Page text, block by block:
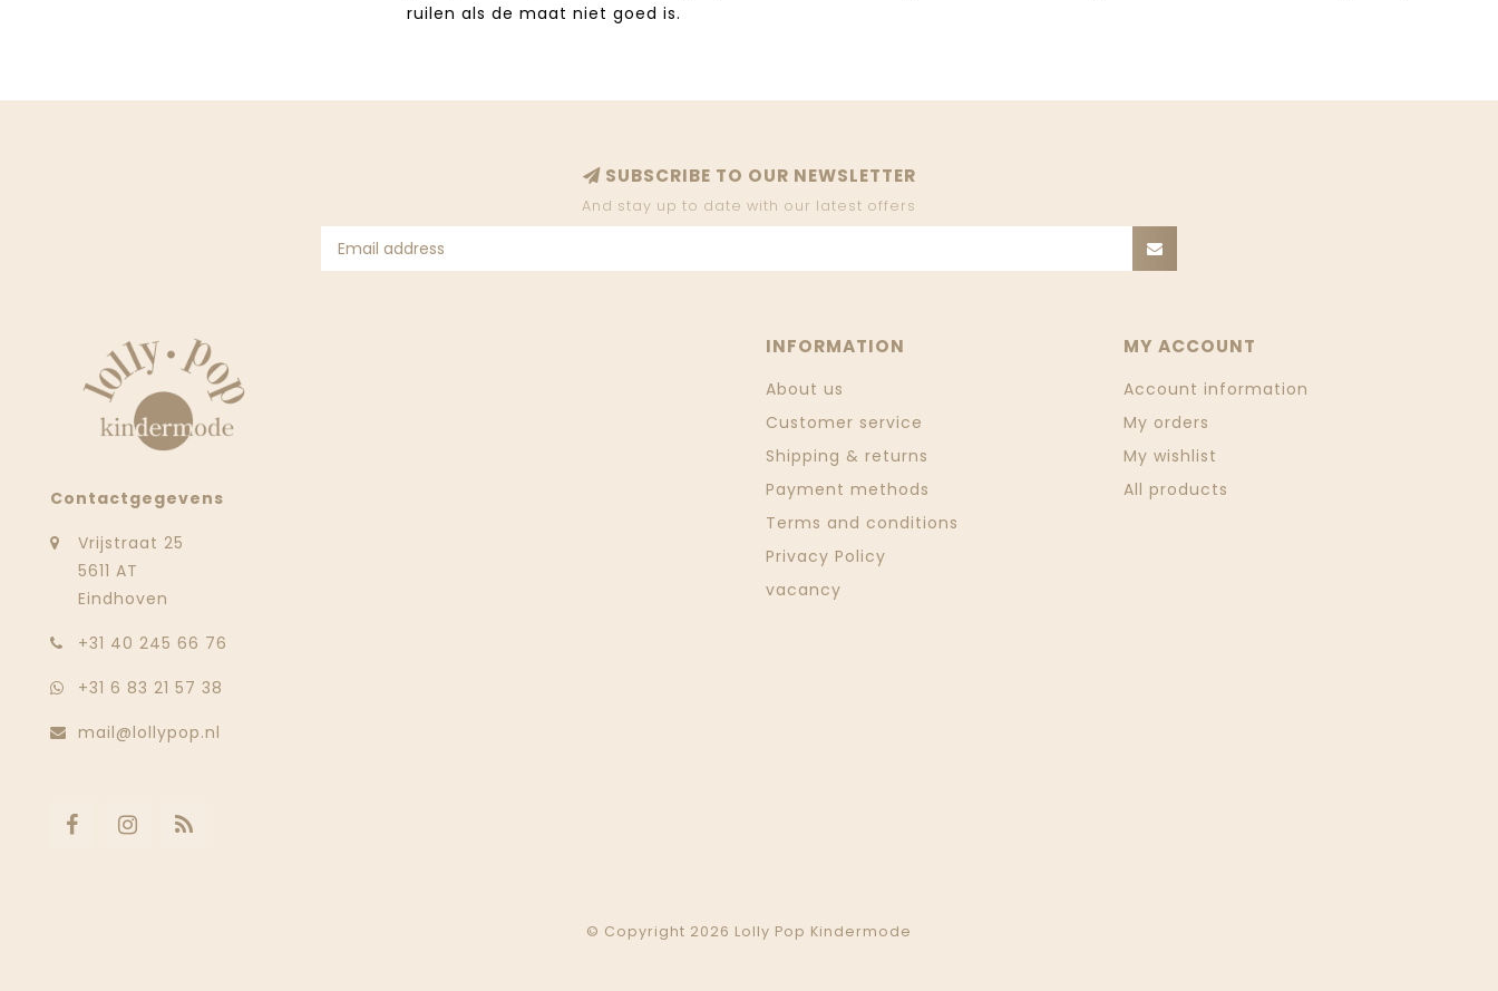
ruilen als de maat niet goed is.
SUBSCRIBE TO OUR NEWSLETTER
And stay up to date with our latest offers
Contactgegevens
Vrijstraat 25
5611 AT
Eindhoven
‭+31 40 245 66 76
+31 6 83 21 57 38
mail@lollypop.nl
INFORMATION
About us
Customer service
Shipping & returns
Payment methods
Terms and conditions
Privacy Policy
vacancy
MY ACCOUNT
Account information
My orders
My wishlist
All products
© Copyright 2026 Lolly Pop Kindermode